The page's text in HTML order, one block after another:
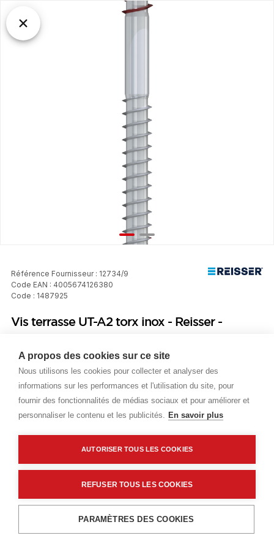
A propos des cookies sur ce site
Nous utilisons les cookies pour collecter et analyser des
informations sur les performances et l'utilisation du site, pour
fournir des fonctionnalités de médias sociaux et pour améliorer et
personnaliser le contenu et les publicités. En savoir plus
AUTORISER TOUS LES COOKIES
REFUSER TOUS LES COOKIES
PARAMÈTRES DES COOKIES
Référence Fournisseur : 12734/9
Code EAN : 4005674126380
Code : 1487925
Vis terrasse UT-A2 torx inox - Reisser -
Prix public
Plus 0,04 € d'éco-part. DEEE
54,97 €
Livraisons & enlèvement
Livraison standard Sur commande
Ajouter au panier